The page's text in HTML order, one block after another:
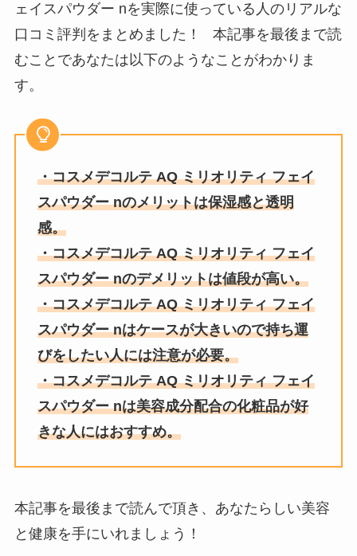
ェイスパウダー nを実際に使っている人のリアルな
口コミ評判をまとめました！ 本記事を最後まで読
むことであなたは以下のようなことがわかりま
す。
・コスメデコルテ AQ ミリオリティ フェイ
スパウダー nのメリットは保湿感と透明
感。
・コスメデコルテ AQ ミリオリティ フェイ
スパウダー nのデメリットは値段が高い。
・コスメデコルテ AQ ミリオリティ フェイ
スパウダー nはケースが大きいので持ち運
びをしたい人には注意が必要。
・コスメデコルテ AQ ミリオリティ フェイ
スパウダー nは美容成分配合の化粧品が好
きな人にはおすすめ。
本記事を最後まで読んで頂き、あなたらしい美容
と健康を手にいれましょう！